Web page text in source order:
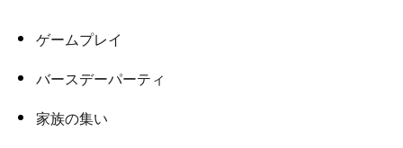
ゲームプレイ
バースデーパーティ
家族の集い